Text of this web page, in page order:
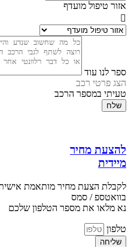
אזור טיפול מועדף
ספר לנו עוד
הצג פרטי רכב
טעיתי במספר הרכב
שלח
להצעת מחיר
מיידית
לקבלת הצעת מחיר מותאמת
בוואטספ / סמס
נא מלאו את מספר הטלפון שלכם
טלפון
שליחה